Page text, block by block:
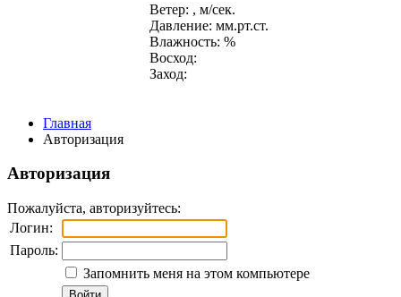
Ветер: , м/сек.
Давление: мм.рт.ст.
Влажность: %
Восход:
Заход:
Главная
Авторизация
Авторизация
Пожалуйста, авторизуйтесь:
Логин:
Пароль:
Запомнить меня на этом компьютере